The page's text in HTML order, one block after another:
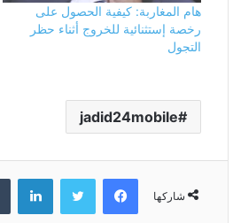
هام المغاربة: كيفية الحصول على
رخصة إستثنائية للخروج أثناء حظر
التجول
jadid24mobile
شاركها
فيسبوك تويتر